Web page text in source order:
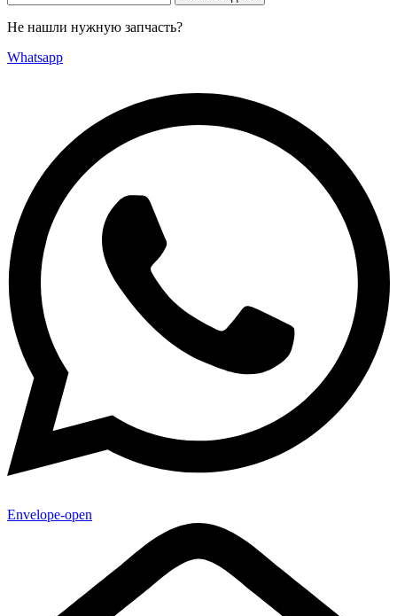
Не нашли нужную запчасть?
Whatsapp
Envelope-open